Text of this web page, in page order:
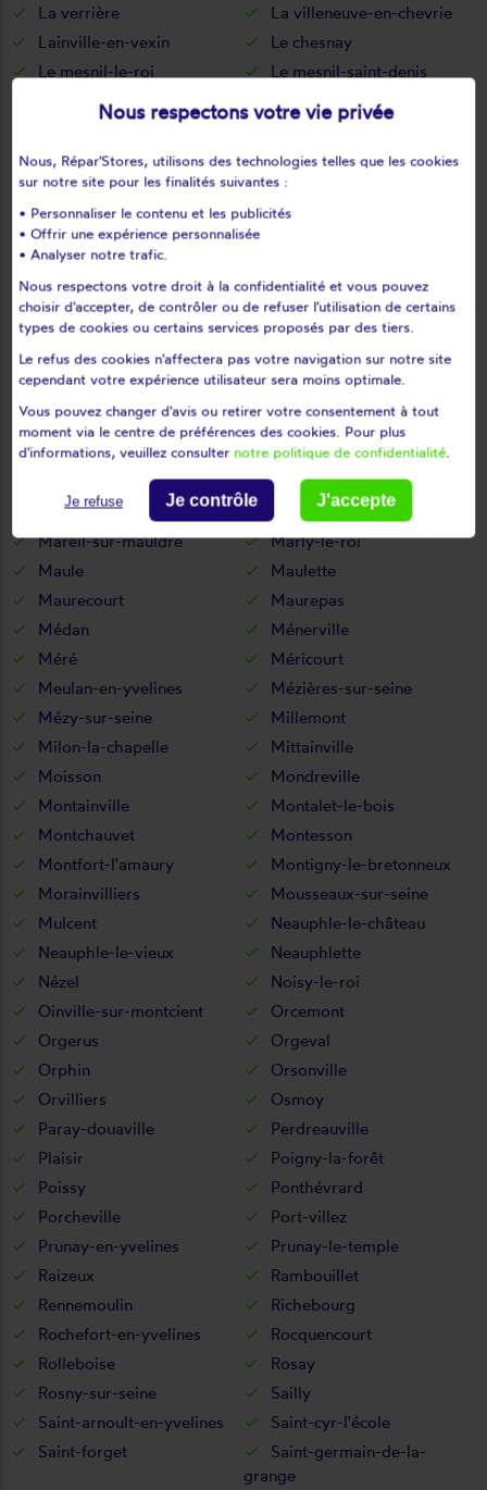
La verrière
La villeneuve-en-chevrie
Lainville-en-vexin
Le chesnay
Le mesnil-le-roi
Le mesnil-saint-denis
Le perray-en-yvelines
Le tartre-gaudran
Le tertre-saint-denis
Le tremblay-sur-mauldre
Le vésinet
Les alluets-le-roi
Les bréviaires
Les clayes-sous-bois
Les essarts-le-roi
Les mesnuls
Les mureaux
Lévis-saint-nom
Limay
Limetz-villez
Lommoye
Longnes
Longvilliers
L'étang-la-ville
Magnanville
Magny-les-hameaux
Maisons-laffitte
Mantes-la-jolie
Marcq
Mareil-le-guyon
Mareil-marly
Mareil-sur-mauldre
Marly-le-roi
Maule
Maulette
Maurecourt
Maurepas
Médan
Ménerville
Méré
Méricourt
Meulan-en-yvelines
Mézières-sur-seine
Mézy-sur-seine
Millemont
Milon-la-chapelle
Mittainville
Moisson
Mondreville
Montainville
Montalet-le-bois
Montchauvet
Montesson
Montfort-l'amaury
Montigny-le-bretonneux
Morainvilliers
Mousseaux-sur-seine
Mulcent
Neauphle-le-château
Neauphle-le-vieux
Neauphlette
Nézel
Noisy-le-roi
Oinville-sur-montcient
Orcemont
Orgerus
Orgeval
Orphin
Orsonville
Orvilliers
Osmoy
Paray-douaville
Perdreauville
Plaisir
Poigny-la-forêt
Poissy
Ponthévrard
Porcheville
Port-villez
Prunay-en-yvelines
Prunay-le-temple
Raizeux
Rambouillet
Rennemoulin
Richebourg
Rochefort-en-yvelines
Rocquencourt
Rolleboise
Rosay
Rosny-sur-seine
Sailly
Saint-arnoult-en-yvelines
Saint-cyr-l'école
Saint-forget
Saint-germain-de-la-
grange
Nous respectons votre vie privée
Nous, Répar'Stores, utilisons des technologies telles que les cookies
sur notre site pour les finalités suivantes :
• Personnaliser le contenu et les publicités
• Offrir une expérience personnalisée
• Analyser notre trafic.
Nous respectons votre droit à la confidentialité et vous pouvez
choisir d'accepter, de contrôler ou de refuser l'utilisation de certains
types de cookies ou certains services proposés par des tiers.
Le refus des cookies n'affectera pas votre navigation sur notre site
cependant votre expérience utilisateur sera moins optimale.
Vous pouvez changer d'avis ou retirer votre consentement à tout
moment via le centre de préférences des cookies. Pour plus
d'informations, veuillez consulter notre politique de confidentialité.
Je refuse Je contrôle J'accepte